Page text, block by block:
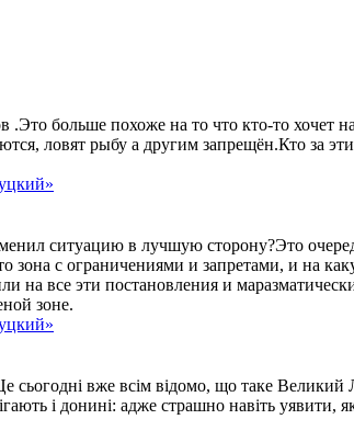
больше похоже на то что кто-то хочет
ловят рыбу а другим запрещён.Кто за
ситуацию в лучшую сторону?Это
зона с ограничениями и запретами, и на
на все эти постановления и
зоне.
сьогодні вже всім відомо, що таке
і донині: адже страшно навіть уявити,